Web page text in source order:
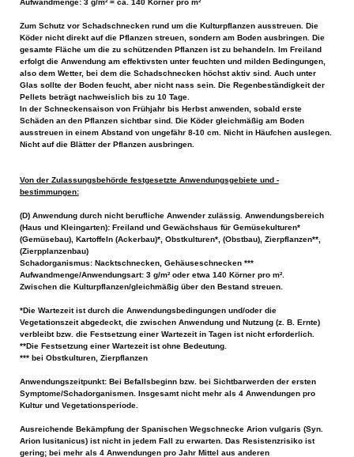
Aufwandmenge: 3 g/m² = ca. 140 Körner pro m²
Zum Schutz vor Schadschnecken rund um die Kulturpflanzen ausstreuen. Die
Köder nicht direkt auf die Pflanzen streuen, sondern am Boden ausbringen. Die
gesamte Fläche um die zu schützenden Pflanzen ist zu behandeln. Im Freiland
erfolgt die Anwendung am effektivsten unter feuchten und milden Bedingungen,
also dem Wetter, bei dem die Schadschnecken höchst aktiv sind. Auch unter
Glas sollte der Boden feucht, aber nicht nass sein. Die Regenbeständigkeit der
Pellets beträgt nachweislich bis zu 10 Tage.
In der Schneckensaison von Frühjahr bis Herbst anwenden, sobald erste
Schäden an den Pflanzen sichtbar sind. Die Köder gleichmäßig am Boden
ausstreuen in einem Abstand von ungefähr 8-10 cm. Nicht in Häufchen auslegen.
Nicht auf die Blätter der Pflanzen ausbringen.
Von der Zulassungsbehörde festgesetzte Anwendungsgebiete und -
bestimmungen:
(D) Anwendung durch nicht berufliche Anwender zulässig. Anwendungsbereich
(Haus und Kleingarten): Freiland und Gewächshaus für Gemüsekulturen*
(Gemüsebau), Kartoffeln (Ackerbau)*, Obstkulturen*, (Obstbau), Zierpflanzen**,
(Zierpplanzenbau)
Schadorganismus: Nacktschnecken, Gehäuseschnecken ***
Aufwandmenge/Anwendungsart: 3 g/m² oder etwa 140 Körner pro m².
Zwischen die Kulturpflanzen/gleichmäßig über den Bestand streuen.
*Die Wartezeit ist durch die Anwendungsbedingungen und/oder die
Vegetationszeit abgedeckt, die zwischen Anwendung und Nutzung (z. B. Ernte)
verbleibt bzw. die Festsetzung einer Wartezeit in Tagen ist nicht erforderlich.
**Die Festsetzung einer Wartezeit ist ohne Bedeutung.
*** bei Obstkulturen, Zierpflanzen
Anwendungszeitpunkt: Bei Befallsbeginn bzw. bei Sichtbarwerden der ersten
Symptome/Schadorganismen. Insgesamt nicht mehr als 4 Anwendungen pro
Kultur und Vegetationsperiode.
Ausreichende Bekämpfung der Spanischen Wegschnecke Arion vulgaris (Syn.
Arion lusitanicus) ist nicht in jedem Fall zu erwarten. Das Resistenzrisiko ist
gering; bei mehr als 4 Anwendungen pro Jahr Mittel aus anderen